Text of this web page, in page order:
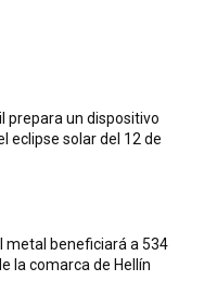
prepara un dispositivo
eclipse solar del 12 de
metal beneficiará a 534
la comarca de Hellín